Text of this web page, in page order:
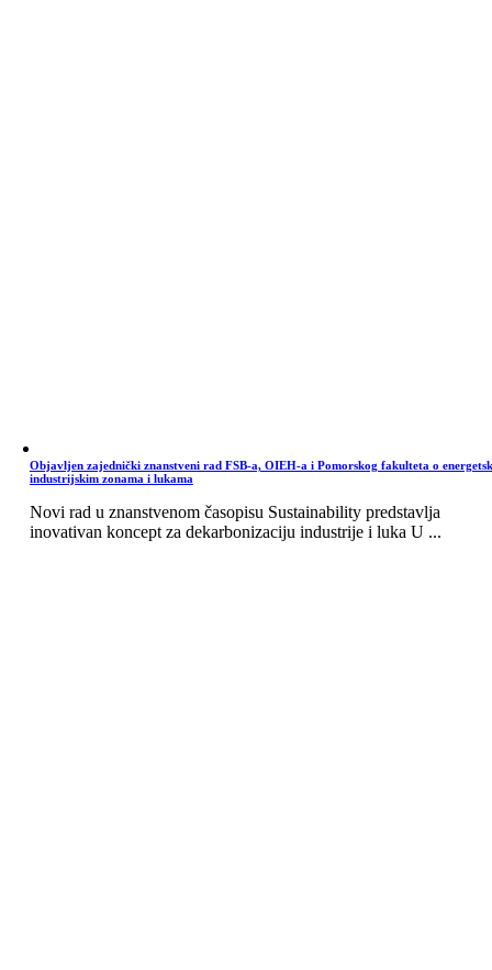
Objavljen zajednički znanstveni rad FSB-a, OIEH-a i Pomorskog fakulteta o
industrijskim zonama i lukama
Novi rad u znanstvenom časopisu Sustainability predstavlja
inovativan koncept za dekarbonizaciju industrije i luka U ...